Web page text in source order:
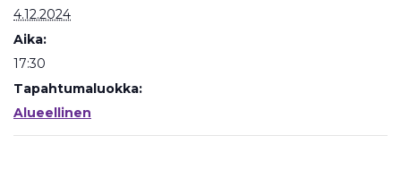
4.12.2024
Aika:
17:30
Tapahtumaluokka:
Alueellinen